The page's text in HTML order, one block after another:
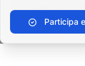
Participa
corrigiendo
También trata
comunidad.